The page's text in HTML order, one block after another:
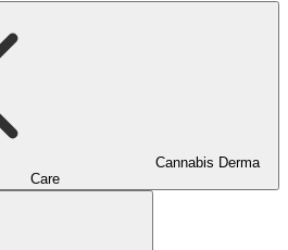
Cannabis Derma
Care